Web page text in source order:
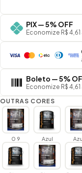
PIX — 5% OFF
Economize R$ 4,61
Boleto — 5%
Economize R$ 4,61
OUTRAS CORES
0 9 Azul